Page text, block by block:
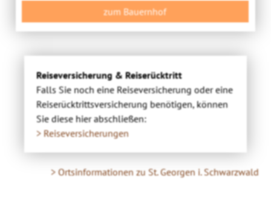
zum Bauernhof
Reiseversicherung & Reiserücktritt
Falls Sie noch eine Reiseversicherung oder eine
Reiserücktrittsversicherung benötigen, können
Sie diese hier abschließen:
> Reiseversicherungen
> Ortsinformationen zu St. Georgen i. Schwarzwald